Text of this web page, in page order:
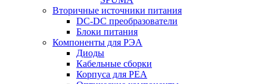
Вторичные источники питания
DC-DC преобразователи
Блоки питания
Компоненты для РЭА
Диоды
Кабельные сборки
Корпуса для РЕА